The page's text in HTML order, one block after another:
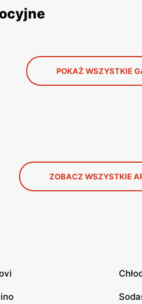
POKAŻ WSZYSTKIE
ZOBACZ WSZYSTKIE